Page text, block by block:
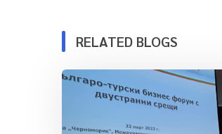
RELATED BLOGS